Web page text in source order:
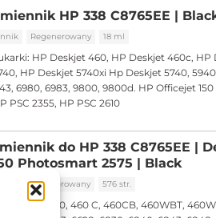
HP 338 C8765EE |
Regenerowany 18 ml
HP Deskjet 460, HP Deskjet 460c,
HP Deskjet 5740xi Hp Deskjet 5740,
6980, 6983, 9800, 9800d. HP Officejet 150
PSC 2355, HP PSC 2610
do HP 338 C8765EE |
Photosmart 2575 | Black
Regenerowany 576 str.
DJ 460, 460 C, 460CB, 460WBT,